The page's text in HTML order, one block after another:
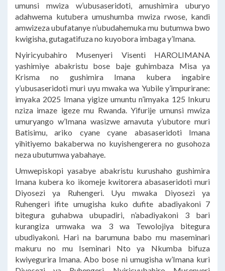
umunsi mwiza w’ubusaseridoti, amushimira uburyo
adahwema kutubera umushumba mwiza rwose, kandi
amwizeza ubufatanye n’ubudahemuka mu butumwa bwo
kwigisha, gutagatifuza no kuyobora imbaga y’Imana.
Nyiricyubahiro Musenyeri Visenti HAROLIMANA
yashimiye abakristu bose baje guhimbaza Misa ya
Krisma no gushimira Imana kubera ingabire
y’ubusaseridoti muri uyu mwaka wa Yubile y’impurirane:
imyaka 2025 Imana yigize umuntu n’imyaka 125 Inkuru
nziza imaze igeze mu Rwanda. Yifurije umunsi mwiza
umuryango w’Imana wasizwe amavuta y’ubutore muri
Batisimu, ariko cyane cyane abasaseridoti Imana
yihitiyemo bakaberwa no kuyishengerera no gusohoza
neza ubutumwa yabahaye.
Umwepiskopi yasabye abakristu kurushaho gushimira
Imana kubera ko ikomeje kwitorera abasaseridoti muri
Diyosezi ya Ruhengeri. Uyu mwaka Diyosezi ya
Ruhengeri ifite umugisha kuko dufite abadiyakoni 7
bitegura guhabwa ubupadiri, n’abadiyakoni 3 bari
kurangiza umwaka wa 3 wa Tewolojiya bitegura
ubudiyakoni. Hari na barumuna babo mu maseminari
makuru no mu Iseminari Nto ya Nkumba bifuza
kwiyegurira Imana. Abo bose ni umugisha w’Imana kuri